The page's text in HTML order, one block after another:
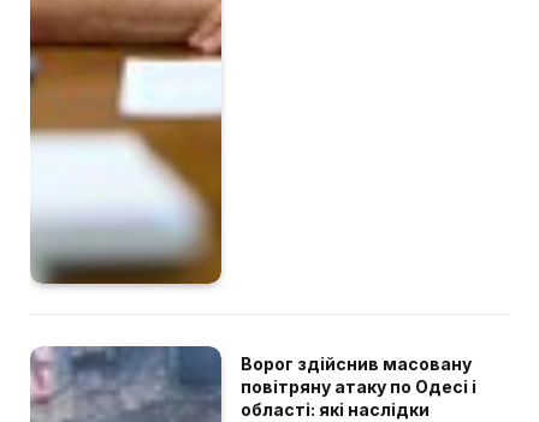
Ворог здійснив масовану
повітряну атаку по Одесі і
області: які наслідки